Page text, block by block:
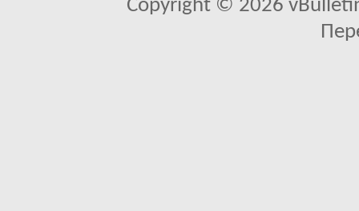
Copyright © 2026